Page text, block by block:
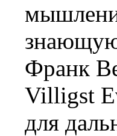
знающую
Франк
Villigst
для